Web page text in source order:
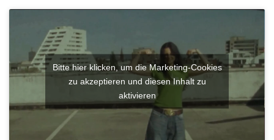
Bitte hier klicken, um die Marketing-Cookies
zu akzeptieren und diesen Inhalt zu
aktivieren